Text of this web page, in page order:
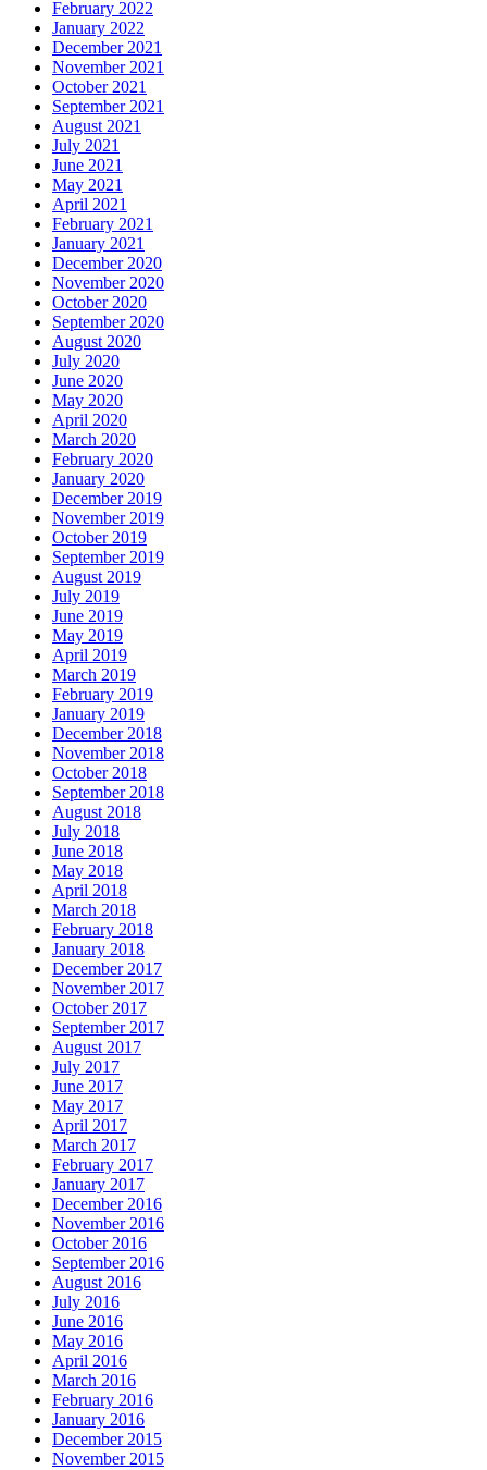
February 2022
January 2022
December 2021
November 2021
October 2021
September 2021
August 2021
July 2021
June 2021
May 2021
April 2021
February 2021
January 2021
December 2020
November 2020
October 2020
September 2020
August 2020
July 2020
June 2020
May 2020
April 2020
March 2020
February 2020
January 2020
December 2019
November 2019
October 2019
September 2019
August 2019
July 2019
June 2019
May 2019
April 2019
March 2019
February 2019
January 2019
December 2018
November 2018
October 2018
September 2018
August 2018
July 2018
June 2018
May 2018
April 2018
March 2018
February 2018
January 2018
December 2017
November 2017
October 2017
September 2017
August 2017
July 2017
June 2017
May 2017
April 2017
March 2017
February 2017
January 2017
December 2016
November 2016
October 2016
September 2016
August 2016
July 2016
June 2016
May 2016
April 2016
March 2016
February 2016
January 2016
December 2015
November 2015